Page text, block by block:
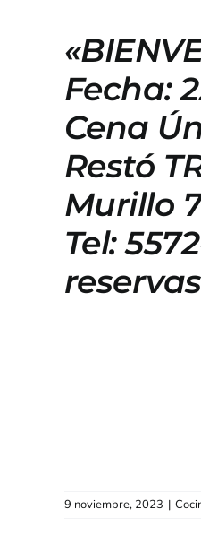
Fecha:
Cena
Restó
Murillo
Tel:
9 noviembre, 2023 |